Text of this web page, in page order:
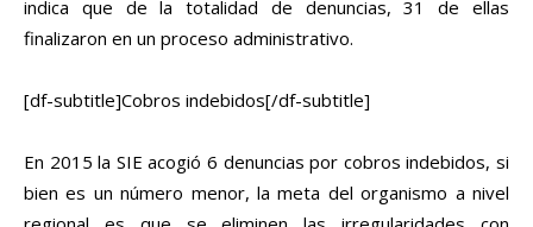
indica que de la totalidad de denuncias, 31 de ellas
finalizaron en un proceso administrativo.
[df-subtitle]Cobros indebidos[/df-subtitle]
En 2015 la SIE acogió 6 denuncias por cobros indebidos, si
bien es un número menor, la meta del organismo a nivel